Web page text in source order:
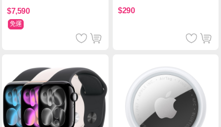
$7,590
免運
$290